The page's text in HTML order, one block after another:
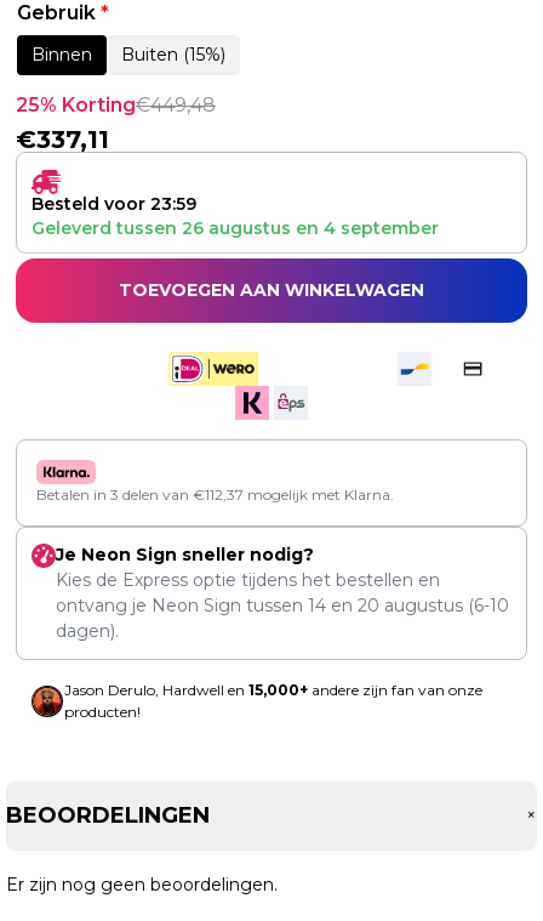
Gebruik *
Binnen Buiten (15%)
25% Korting€449,48
€337,11
Besteld voor 23:59
Geleverd tussen 26 augustus en 4 september
TOEVOEGEN AAN WINKELWAGEN
Betalen in 3 delen van €112,37 mogelijk met Klarna.
Je Neon Sign sneller nodig?
Kies de Express optie tijdens het bestellen en
ontvang je Neon Sign tussen 14 en 20 augustus (6-10
dagen).
Jason Derulo, Hardwell en 15,000+ andere zijn fan van onze
producten!
BEOORDELINGEN +
Er zijn nog geen beoordelingen.